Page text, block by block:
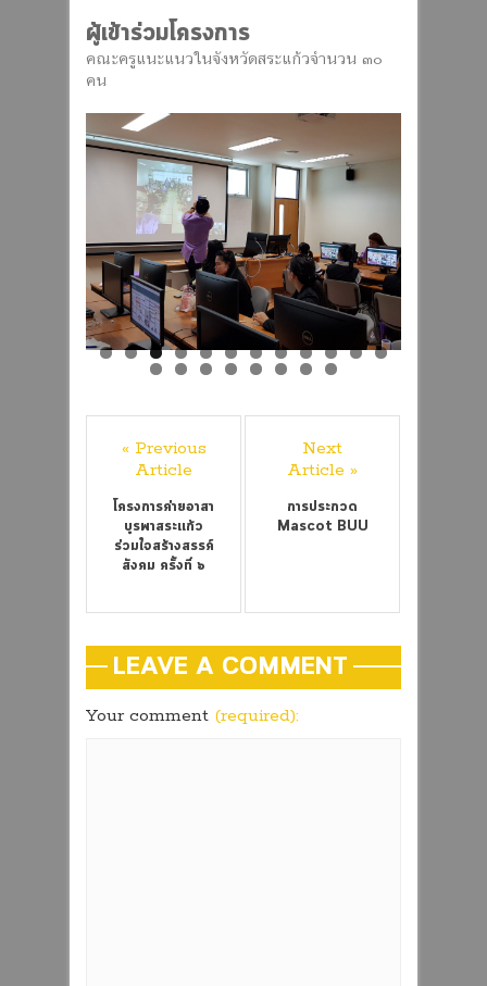
ผู้เข้าร่วมโครงการ
คณะครูแนะแนวในจังหวัดสระแก้วจำนวน ๓๐
คน
« Previous
Article
โครงการค่ายอาสา
บูรพาสระแก้ว
ร่วมใจสร้างสรรค์
สังคม ครั้งที่ ๖
Next
Article »
การประกวด
Mascot BUU
LEAVE A COMMENT
Your comment (required):